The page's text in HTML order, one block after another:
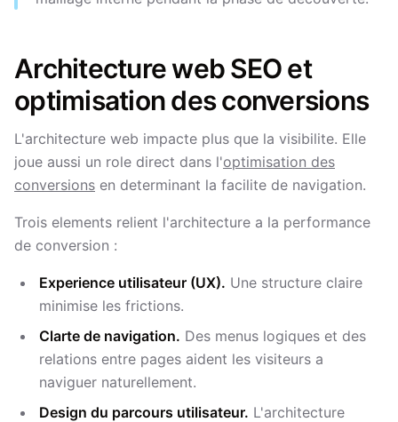
Architecture web SEO et
optimisation des conversions
L'architecture web impacte plus que la visibilite. Elle
joue aussi un role direct dans l'optimisation des
conversions en determinant la facilite de navigation.
Trois elements relient l'architecture a la performance
de conversion :
Experience utilisateur (UX). Une structure claire
minimise les frictions.
Clarte de navigation. Des menus logiques et des
relations entre pages aident les visiteurs a
naviguer naturellement.
Design du parcours utilisateur. L'architecture